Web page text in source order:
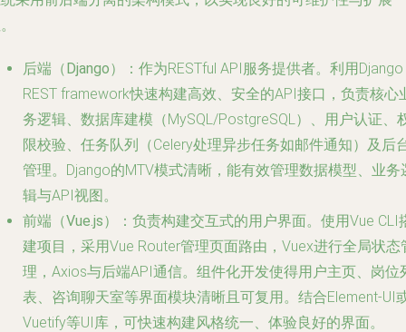
后端（Django）
：作为RESTful API服务提供者。利用Django
REST framework快速构建高效、安全的API接口，负责核心
务逻辑、数据库建模（MySQL/PostgreSQL）、用户认证、
限校验、任务队列（Celery处理异步任务如邮件通知）及后
管理。Django的MTV模式清晰，能有效管理数据模型、业务
辑与API视图。
前端（Vue.js）
：负责构建交互式的用户界面。使用Vue CLI
建项目，采用Vue Router管理页面路由，Vuex进行全局状态
理，Axios与后端API通信。组件化开发使得用户主页、岗位
表、咨询聊天室等界面模块清晰且可复用。结合Element-UI
Vuetify等UI库，可快速构建风格统一、体验良好的界面。